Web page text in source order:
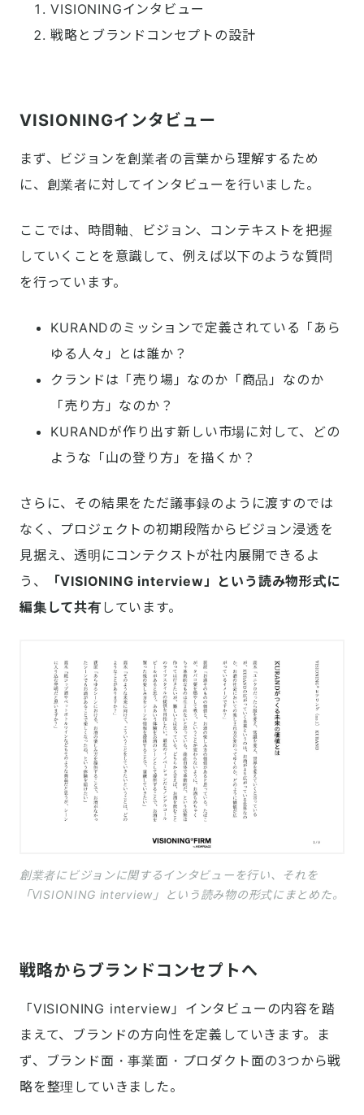
VISIONINGインタビュー
戦略とブランドコンセプトの設計
VISIONINGインタビュー
まず、ビジョンを創業者の言葉から理解するため
に、創業者に対してインタビューを行いました。
ここでは、時間軸、ビジョン、コンテキストを把握
していくことを意識して、例えば以下のような質問
を行っています。
KURANDのミッションで定義されている「あら
ゆる人々」とは誰か？
クランドは「売り場」なのか「商品」なのか
「売り方」なのか？
KURANDが作り出す新しい市場に対して、どの
ような「山の登り方」を描くか？
さらに、その結果をただ議事録のように渡すのでは
なく、プロジェクトの初期段階からビジョン浸透を
見据え、透明にコンテクストが社内展開できるよ
う、
「VISIONING interview」という読み物形式に
編集して共有 しています。
創業者にビジョンに関するインタビューを行い、それを
「VISIONING interview」という読み物の形式にまとめた。
戦略からブランドコンセプトへ
「VISIONING interview」インタビューの内容を踏
まえて、ブランドの方向性を定義していきます。ま
ず、ブランド面・事業面・プロダクト面の3つから戦
略を整理していきました。